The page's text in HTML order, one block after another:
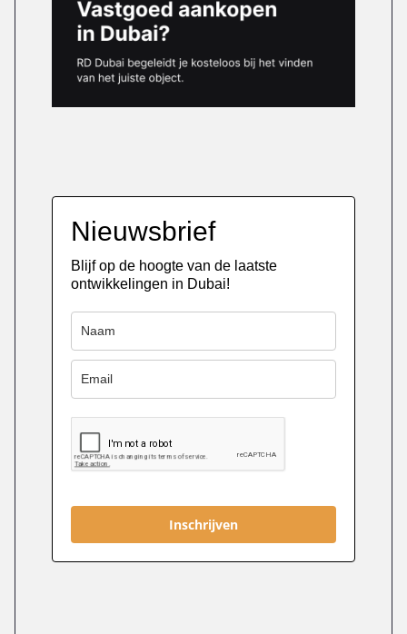
Nieuwsbrief
Blijf op de hoogte van de laatste
ontwikkelingen in Dubai!
Inschrijven